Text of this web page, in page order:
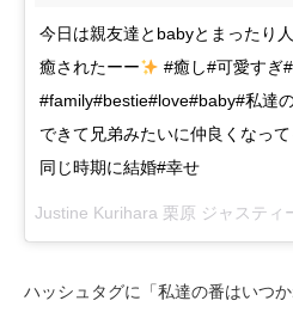
今日は親友達とbabyとまったり
癒されたーー
#癒し#可愛すぎ
#family#bestie#love#baby#私達
できて兄弟みたいに仲良くなっ
同じ時期に結婚#幸せ
ハッシュタグに「私達の番はいつ